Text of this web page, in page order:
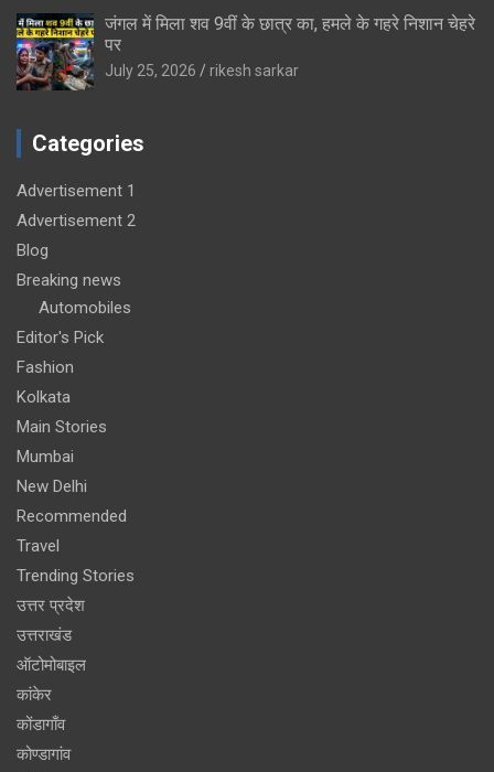
जंगल में मिला शव 9वीं के छात्र का, हमले के गहरे निशान चेहरे
पर
July 25, 2026 rikesh sarkar
Categories
Advertisement 1
Advertisement 2
Blog
Breaking news
Automobiles
Editor's Pick
Fashion
Kolkata
Main Stories
Mumbai
New Delhi
Recommended
Travel
Trending Stories
उत्तर प्रदेश
उत्तराखंड
ऑटोमोबाइल
कांकेर
कोंडागाँव
कोण्डागांव